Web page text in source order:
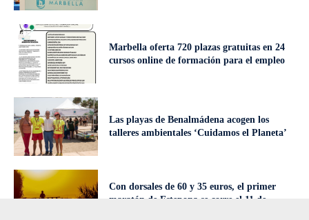
Marbella oferta 720 plazas gratuitas en 24
cursos online de formación para el empleo
Las playas de Benalmádena acogen los
talleres ambientales ‘Cuidamos el Planeta’
Con dorsales de 60 y 35 euros, el primer
maratón de Estepona se corre el 11 de